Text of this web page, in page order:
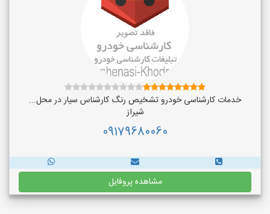
خدمات کارشناسی خودرو تشخیص رنگ کارشناس سیار در محل...
شیراز
09179680060
مشاهده پروفایل